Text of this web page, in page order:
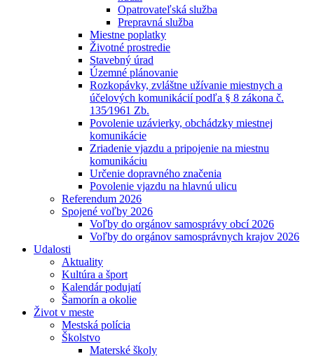
Opatrovateľská služba
Prepravná služba
Miestne poplatky
Životné prostredie
Stavebný úrad
Územné plánovanie
Rozkopávky, zvláštne užívanie miestnych a
účelových komunikácií podľa § 8 zákona č.
135⁄1961 Zb.
Povolenie uzávierky, obchádzky miestnej
komunikácie
Zriadenie vjazdu a pripojenie na miestnu
komunikáciu
Určenie dopravného značenia
Povolenie vjazdu na hlavnú ulicu
Referendum 2026
Spojené voľby 2026
Voľby do orgánov samosprávy obcí 2026
Voľby do orgánov samosprávnych krajov 2026
Udalosti
Aktuality
Kultúra a šport
Kalendár podujatí
Šamorín a okolie
Život v meste
Mestská polícia
Školstvo
Materské školy